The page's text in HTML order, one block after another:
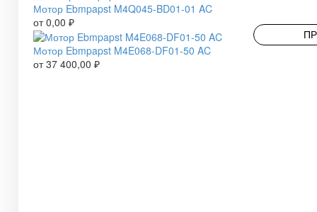
Мотор Ebmpapst M4Q045-BD01-01 AC
от0,00 ₽
Мотор Ebmpapst M4E068-DF01-50 AC
от37 400,00 ₽